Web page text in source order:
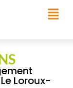
Loroux-